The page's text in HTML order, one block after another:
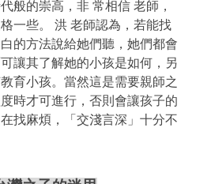
般的崇高，非 常相信 老師，
一些。 洪 老師認為，若能找
的方法說給她們聽，她們都會
讓其了解她的小孩是如何，另
育小孩。當然這是需要親師之
時才可進行，否則會讓孩子的
找麻煩，「交淺言深」十分不